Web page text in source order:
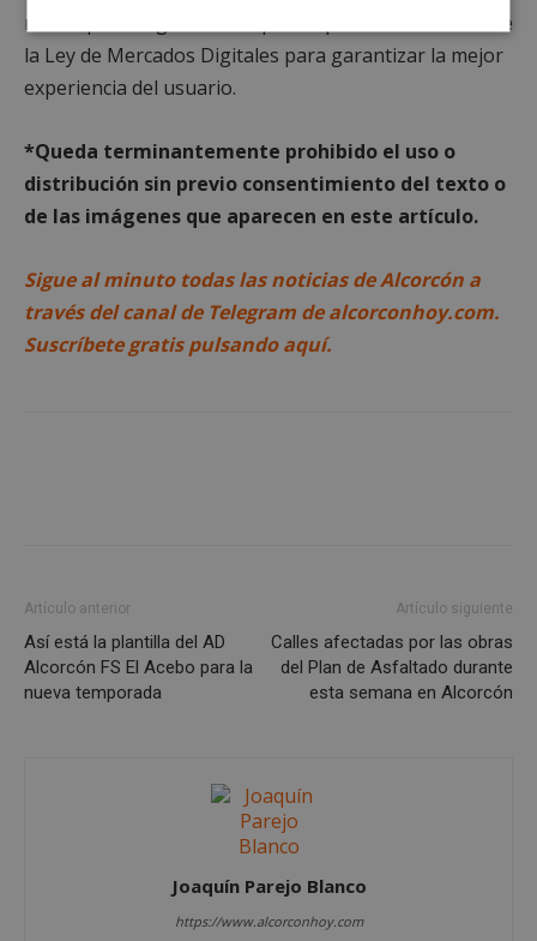
modo que Google se anticipa a la puesta en marcha de
la Ley de Mercados Digitales para garantizar la mejor
experiencia del usuario.
*Queda terminantemente prohibido el uso o
distribución sin previo consentimiento del texto o
de las imágenes que aparecen en este artículo.
Sigue al minuto todas las noticias de Alcorcón a
través del canal de Telegram de alcorconhoy.com.
Suscríbete gratis pulsando aquí.
Artículo anterior
Así está la plantilla del AD
Alcorcón FS El Acebo para la
nueva temporada
Artículo siguiente
Calles afectadas por las obras
del Plan de Asfaltado durante
esta semana en Alcorcón
Joaquín Parejo Blanco
https://www.alcorconhoy.com
Cookies
estrictamente
necesarias
Cookies de
rendimiento
preferencias
funcionalidad
Cookies no clasificadas
funcionalidad principal del sitio web, como el
inicio de sesión de usuario y la gestión de cuentas.
El sitio web no se puede utilizar correctamente sin
las cookies estrictamente necesarias.